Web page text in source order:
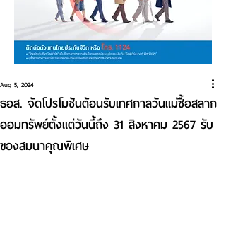
ธอส. จัดโปรโมชันต้อนรับเทศกาลวันแม่ซื้อสลาก
ออมทรัพย์ตั้งแต่วันนี้ถึง 31 สิงหาคม 2567 รับ
ของสมนาคุณพิเศษ
Aug 5, 2024